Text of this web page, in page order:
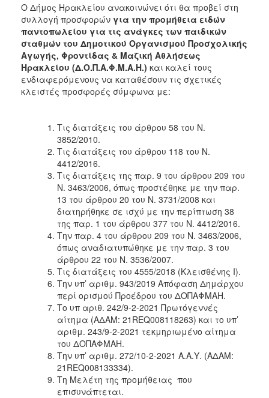
2018
2017
2016
2015
2013
Ο Δήμος Ηρακλείου ανακοινώνει ότι θα προβεί στη
συλλογή προσφορών για την προμήθεια ειδών
παντοπωλείου για τις ανάγκες των παιδικών
σταθμών του Δημοτικού Οργανισμού Προσχολικής
Αγωγής, Φροντίδας & Μαζική Αθλήσεως
Ηρακλείου (Δ.Ο.Π.Α.Φ.Μ.Α.Η.) και καλεί τους
ενδιαφερόμενους να καταθέσουν τις σχετικές
κλειστές προσφορές σύμφωνα με:
Τις διατάξεις του άρθρου 58 του Ν.
3852/2010.
Τις διατάξεις του άρθρου 118 του Ν.
4412/2016.
Τις διατάξεις της παρ. 9 του άρθρου 209 του
Ν. 3463/2006, όπως προστέθηκε με την παρ.
13 του άρθρου 20 του Ν. 3731/2008 και
διατηρήθηκε σε ισχύ με την περίπτωση 38
της παρ. 1 του άρθρου 377 του Ν. 4412/2016.
Την παρ. 4 του άρθρου 209 του Ν. 3463/2006,
όπως αναδιατυπώθηκε με την παρ. 3 του
άρθρου 22 του Ν. 3536/2007.
Τις διατάξεις του 4555/2018 (Κλεισθένης I).
Την υπ’ αριθμ. 943/2019 Απόφαση Δημάρχου
περί ορισμού Προέδρου του ΔΟΠΑΦΜΑΗ.
Το υπ αριθ. 242/9-2-2021 Πρωτόγεννές
αίτημα (ΑΔΑΜ: 21REQ008118263) και το υπ’
αριθμ. 243/9-2-2021 τεκμηριωμένο αίτημα
του ΔΟΠΑΦΜΑΗ.
Την υπ’ αριθμ. 272/10-2-2021 Α.Α.Υ. (ΑΔΑΜ:
21REQ008133334).
Τη Μελέτη της προμήθειας που
επισυνάπτεται.